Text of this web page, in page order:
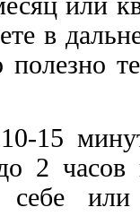
в
15
2
себе